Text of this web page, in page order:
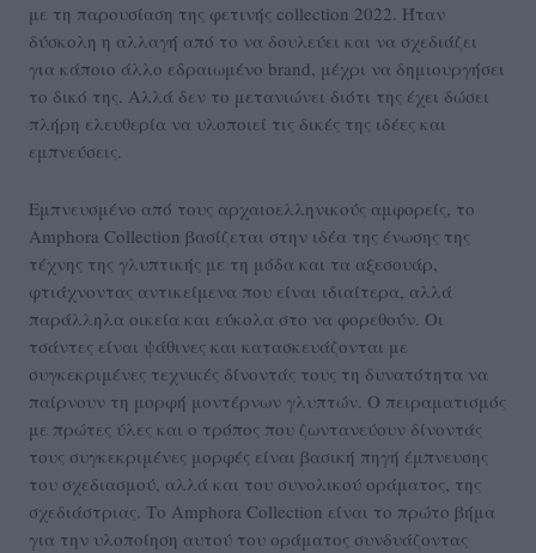
με τη παρουσίαση της φετινής collection 2022. Ήταν
δύσκολη η αλλαγή από το να δουλεύει και να σχεδιάζει
για κάποιο άλλο εδραιωμένο brand, μέχρι να δημιουργήσει
το δικό της. Αλλά δεν το μετανιώνει διότι της έχει δώσει
πλήρη ελευθερία να υλοποιεί τις δικές της ιδέες και
εμπνεύσεις.
Εμπνευσμένο από τους αρχαιοελληνικούς αμφορείς, το
Αmphora Collection βασίζεται στην ιδέα της ένωσης της
τέχνης της γλυπτικής με τη μόδα και τα αξεσουάρ,
φτιάχνοντας αντικείμενα που είναι ιδιαίτερα, αλλά
παράλληλα οικεία και εύκολα στο να φορεθούν. Οι
τσάντες είναι ψάθινες και κατασκευάζονται με
συγκεκριμένες τεχνικές δίνοντάς τους τη δυνατότητα να
παίρνουν τη μορφή μοντέρνων γλυπτών. Ο πειραματισμός
με πρώτες ύλες και ο τρόπος που ζωντανεύουν δίνοντάς
τους συγκεκριμένες μορφές είναι βασική πηγή έμπνευσης
του σχεδιασμού, αλλά και του συνολικού οράματος, της
σχεδιάστριας. Το Αmphora Collection είναι το πρώτο βήμα
για την υλοποίηση αυτού του οράματος συνδυάζοντας